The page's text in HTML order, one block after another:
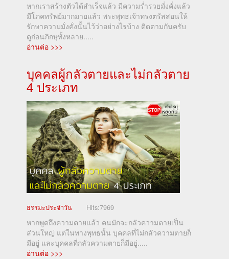
หากเราสร้างตัวได้สำเร็จแล้ว มีความร่ำรวยมั่งคั่งแล้ว
มีโภคทรัพย์มากมายแล้ว พระพุทธเจ้าทรงตรัสสอนให้
รักษาความมั่งคั่งนั้นไว้ว่าอย่างไรบ้าง ติดตามกันครับ
ดูก่อนภิกษุทั้งหลาย.....
อ่านต่อ >>>
บุคคลผู้กลัวตายและไม่กลัวตาย
4 ประเภท
ธรรมะประจำวัน Hits:7969
หากพูดถึงความตายแล้ว คนมักจะกลัวความตายเป็น
ส่วนใหญ่ แต่ในทางพุทธนั้น บุคคลที่ไม่กลัวความตายก็
มีอยู่ และบุคคลที่กลัวความตายก็มีอยู่.....
อ่านต่อ >>>